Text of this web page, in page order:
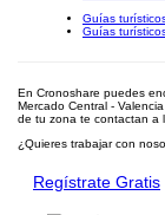
Guías
Guías
En Cronoshare puedes
Mercado Central -
de tu zona te contactan a
¿Quieres trabajar con
Regístrate Gratis